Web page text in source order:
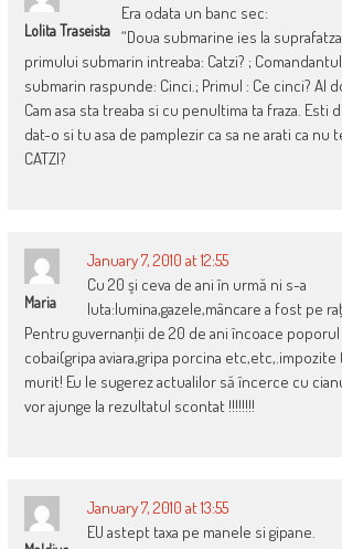
Lolita Traseista
Era odata un banc sec:
“Doua submarine ies la
primului submarin intreaba: Catzi? ;
submarin raspunde: Cinci.; Primul : Ce cinci? Al
Cam asa sta treaba si cu penultima ta fraza. Esti
dat-o si tu asa de pamplezir ca sa ne arati ca nu
CATZI?
Maria
January 7, 2010 at 12:55
Cu 20 şi ceva de ani în urmă ni s-a
luta:lumina,gazele,mâncare a fost pe
Pentru guvernanţii de 20 de ani încoace
cobai(gripa aviara,gripa porcina
murit! Eu le sugerez actualilor să încerce cu
vor ajunge la rezultatul scontat !!!!!!!!
January 7, 2010 at 13:55
EU astept taxa pe manele si gipane.